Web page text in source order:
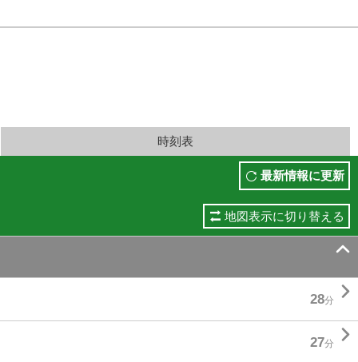
時刻表
最新情報に更新
地図表示に切り替える

28分 
27分 